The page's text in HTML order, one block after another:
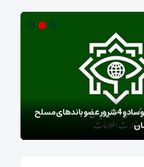
بازداشت 21مزدور موساد و 4 شرور عضو باندهای مسلح